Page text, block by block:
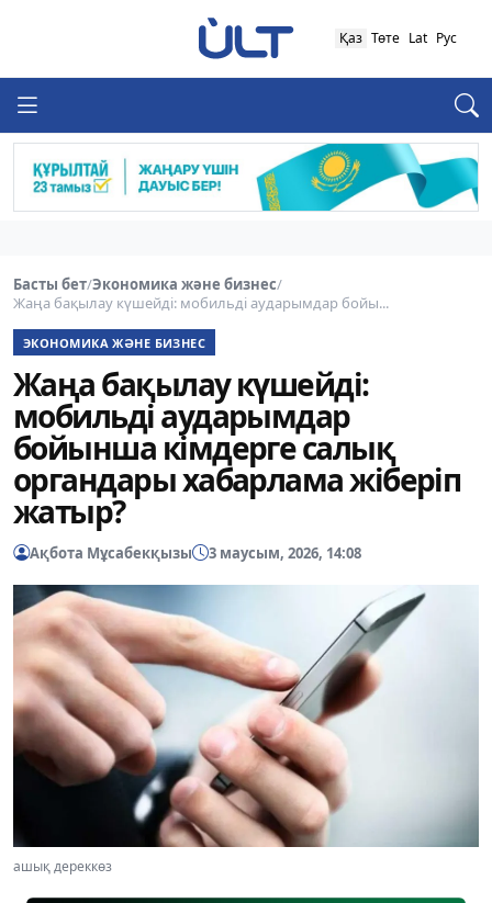
Қаз Төте Lat Рус
Басты бет/Экономика және бизнес/
Жаңа бақылау күшейді: мобильді аударымдар бойы...
ЭКОНОМИКА ЖӘНЕ БИЗНЕС
Жаңа бақылау күшейді:
мобильді аударымдар
бойынша кімдерге салық
органдары хабарлама жіберіп
жатыр?
Ақбота Мұсабекқызы 3 маусым, 2026, 14:08
ашық дереккөз